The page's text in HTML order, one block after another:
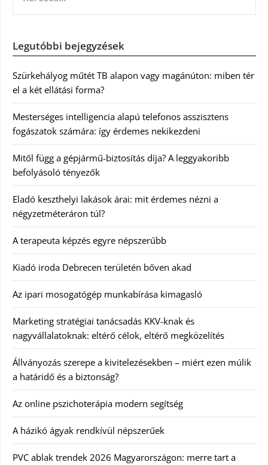
Legutóbbi bejegyzések
Szürkehályog műtét TB alapon vagy magánúton: miben tér
el a két ellátási forma?
Mesterséges intelligencia alapú telefonos asszisztens
fogászatok számára: így érdemes nekikezdeni
Mitől függ a gépjármű-biztosítás díja? A leggyakoribb
befolyásoló tényezők
Eladó keszthelyi lakások árai: mit érdemes nézni a
négyzetméteráron túl?
A terapeuta képzés egyre népszerűbb
Kiadó iroda Debrecen területén bőven akad
Az ipari mosogatógép munkabírása kimagasló
Marketing stratégiai tanácsadás KKV-knak és
nagyvállalatoknak: eltérő célok, eltérő megközelítés
Állványozás szerepe a kivitelezésekben – miért ezen múlik
a határidő és a biztonság?
Az online pszichoterápia modern segítség
A házikó ágyak rendkívül népszerűek
PVC ablak trendek 2026 Magyarországon: merre tart a